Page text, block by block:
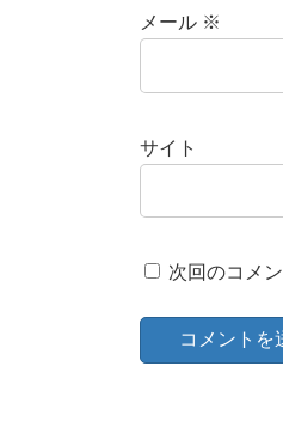
メール ※
サイト
次回のコメ